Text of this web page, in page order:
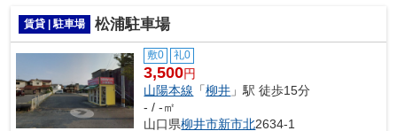
賃貸 | 駐車場 松浦駐車場
敷0 礼0
3,500円
山陽本線 「柳井 」駅 徒歩15分
- / -㎡
山口県柳井市新市北2634-1